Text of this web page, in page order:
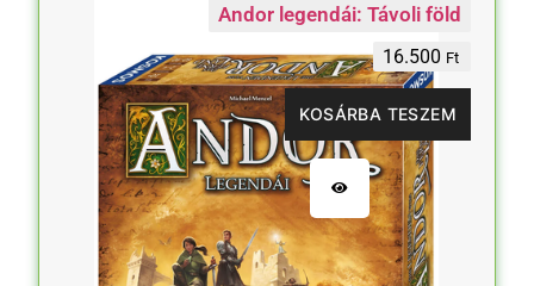
Andor legendái: Távoli föld
16.500 Ft
KOSÁRBA TESZEM